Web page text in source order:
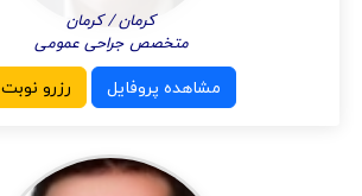
کرمان / کرمان
متخصص جراحی عمومی
مشاهده پروفایل رزرو نوبت